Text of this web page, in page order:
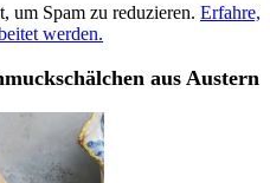
um Spam zu reduzieren. Erfahre,
werden.
aus Austern